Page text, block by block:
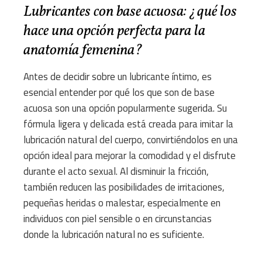
Lubricantes con base acuosa: ¿qué los
hace una opción perfecta para la
anatomía femenina?
Antes de decidir sobre un lubricante íntimo, es
esencial entender por qué los que son de base
acuosa son una opción popularmente sugerida. Su
fórmula ligera y delicada está creada para imitar la
lubricación natural del cuerpo, convirtiéndolos en una
opción ideal para mejorar la comodidad y el disfrute
durante el acto sexual. Al disminuir la fricción,
también reducen las posibilidades de irritaciones,
pequeñas heridas o malestar, especialmente en
individuos con piel sensible o en circunstancias
donde la lubricación natural no es suficiente.